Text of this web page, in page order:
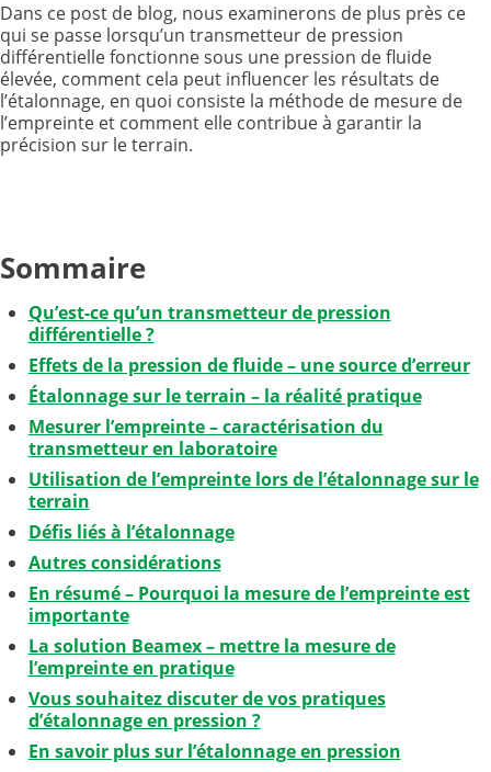
Dans ce post de blog, nous examinerons de plus près ce
qui se passe lorsqu’un transmetteur de pression
différentielle fonctionne sous une pression de fluide
élevée, comment cela peut influencer les résultats de
l’étalonnage, en quoi consiste la méthode de mesure de
l’empreinte et comment elle contribue à garantir la
précision sur le terrain.
Sommaire
Qu’est-ce qu’un transmetteur de pression
différentielle ?
Effets de la pression de fluide – une source d’erreur
Étalonnage sur le terrain – la réalité pratique
Mesurer l’empreinte – caractérisation du
transmetteur en laboratoire
Utilisation de l’empreinte lors de l’étalonnage sur le
terrain
Défis liés à l’étalonnage
Autres considérations
En résumé – Pourquoi la mesure de l’empreinte est
importante
La solution Beamex – mettre la mesure de
l’empreinte en pratique
Vous souhaitez discuter de vos pratiques
d’étalonnage en pression ?
En savoir plus sur l’étalonnage en pression